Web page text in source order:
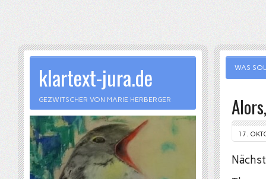
WAS
17.
klartext-jura.de
GEZWITSCHER VON MARIE HERBERGER